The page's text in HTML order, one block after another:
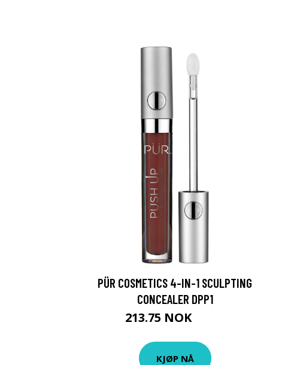
PÜR COSMETICS 4-IN-1 SCULPTING
CONCEALER DPP1
213.75 NOK
KJØP NÅ